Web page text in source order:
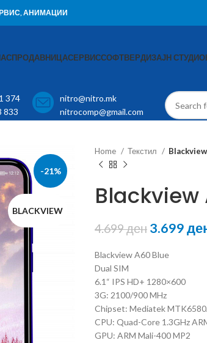
АНИМАЦИИ
ПРОДАВНИЦАСЕРВИССОФТВЕРДИЗАЈН СТУДИО
374
833
nitro@nitro.mk
nitrocomp@gmail.com
-21%
BLACKVIEW
Home Текстил
Blackview
4.699ден 3.699
Blackview A60 Blue
Dual SIM
6.1“ IPS HD+ 1280×600
3G: 2100/900 MHz
Chipset: Mediatek
CPU: Quad-Core 1.3GHz
GPU: ARM Mali-400 MP2